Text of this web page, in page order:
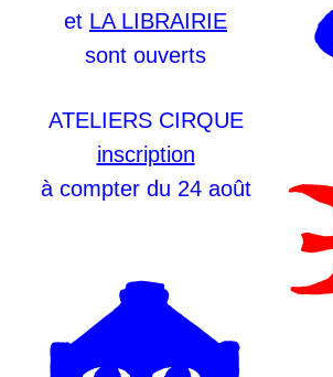
et LA LIBRAIRIE
sont ouverts
ATELIERS CIRQUE
inscription
à compter du 24 août